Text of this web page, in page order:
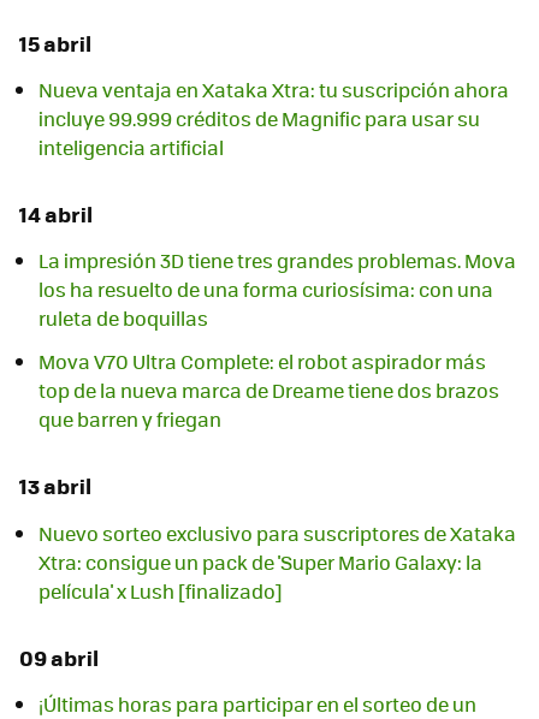
15 abril
Nueva ventaja en Xataka Xtra: tu suscripción ahora
incluye 99.999 créditos de Magnific para usar su
inteligencia artificial
14 abril
La impresión 3D tiene tres grandes problemas. Mova
los ha resuelto de una forma curiosísima: con una
ruleta de boquillas
Mova V70 Ultra Complete: el robot aspirador más
top de la nueva marca de Dreame tiene dos brazos
que barren y friegan
13 abril
Nuevo sorteo exclusivo para suscriptores de Xataka
Xtra: consigue un pack de 'Super Mario Galaxy: la
película' x Lush [finalizado]
09 abril
¡Últimas horas para participar en el sorteo de un